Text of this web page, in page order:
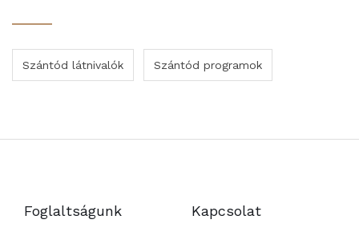
Szántód látnivalók Szántód programok
Foglaltságunk Kapcsolat